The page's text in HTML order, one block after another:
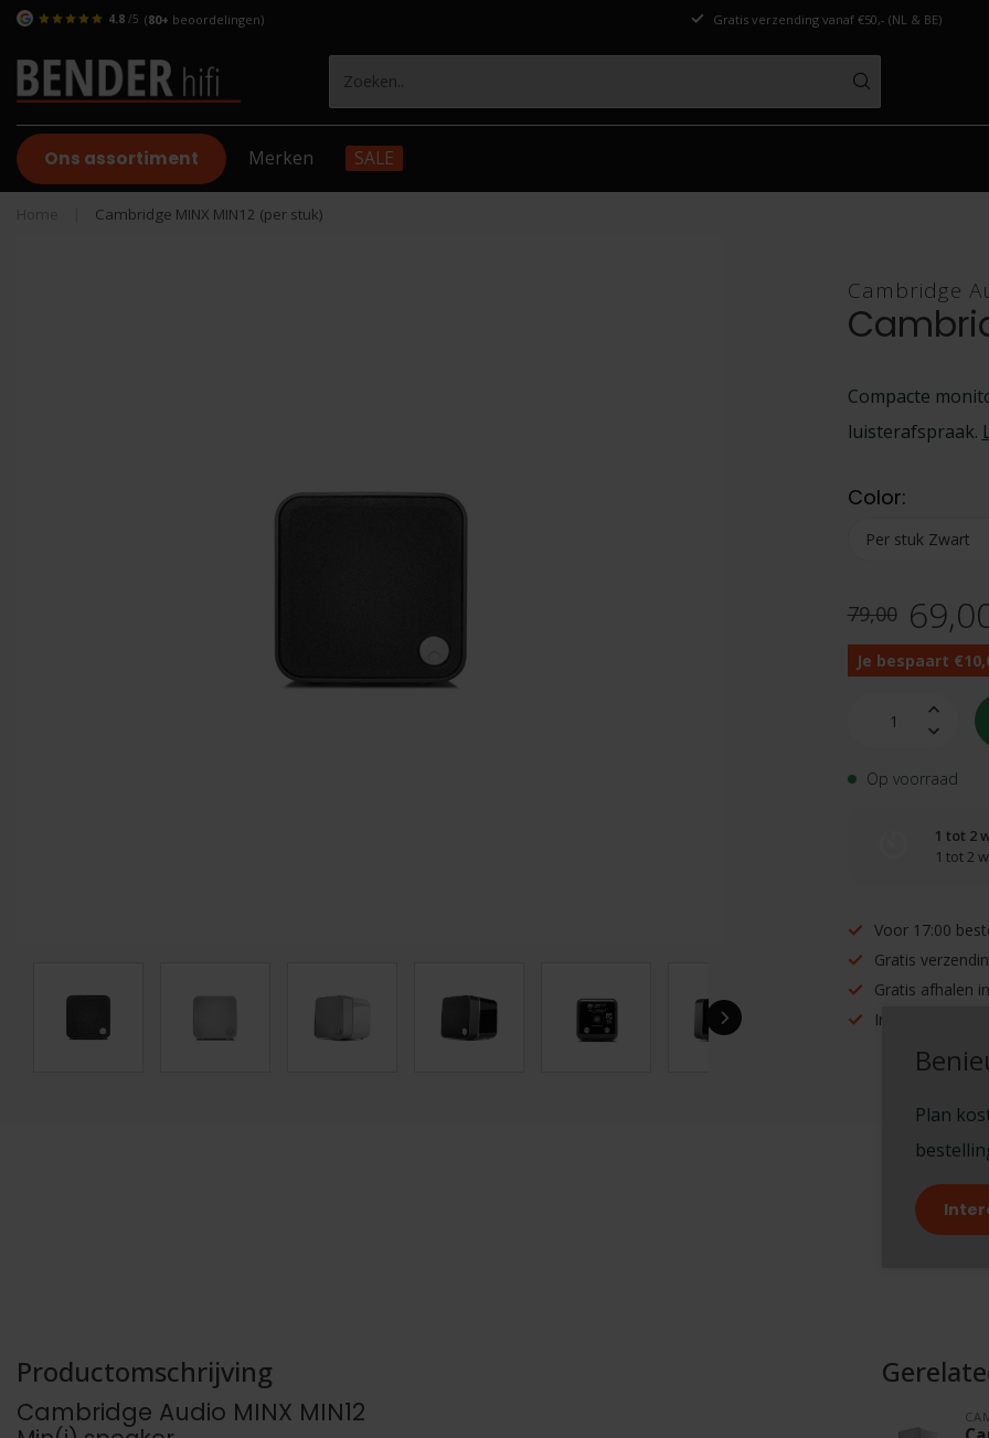
4.8 /5 (80+ beoordelingen) Gratis verzending vanaf €50,- (NL & BE)
Ons assortiment Merken SALE
Home Cambridge MINX MIN12 (per stuk)
Cambridge
Compacte
luisterafspraak.
Color:
79,00
Je bespaart
Op voorraad
1 tot 2
1 tot 2
Voor 17:00
Gratis
Gratis afhalen
Inruilen mogelijk!
Plan
Productomschrijving
Cambridge Audio MINX MIN12